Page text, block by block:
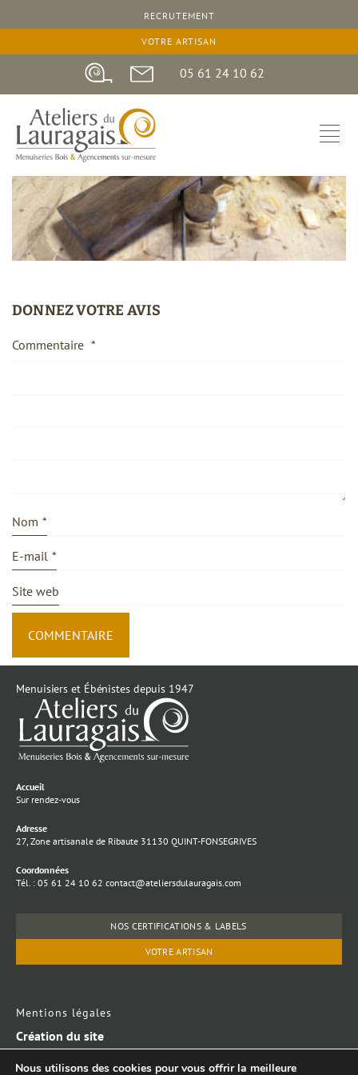
RECRUTEMENT
VOTRE ARTISAN
05 61 24 10 62
DONNEZ VOTRE AVIS
Commentaire *
Nom *
E-mail *
Site web
Menuisiers et Ébénistes depuis 1947
Accueil
Sur rendez-vous
Adresse
27, Zone artisanale de Ribaute 31130 QUINT-FONSEGRIVES
Coordonnées
Tél. : 05 61 24 10 62 contact@ateliersdulauragais.com
NOS CERTIFICATIONS & LABELS
VOTRE ARTISAN
Mentions légales
Lycène communication
Création du site
Laurent Jargot
Nous utilisons des cookies pour vous offrir la meilleure